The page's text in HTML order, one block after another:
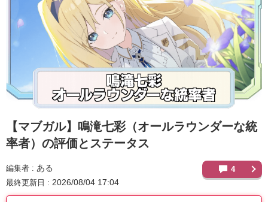
【マブガル】 鳴滝七彩（オールラウンダーな統
率者）の評価とステータス
編集者 ある
最終更新日 2026/08/04 17:04
4